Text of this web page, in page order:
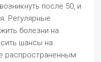
после 50, и
Регулярные
болезни на
шансы на
распространенным